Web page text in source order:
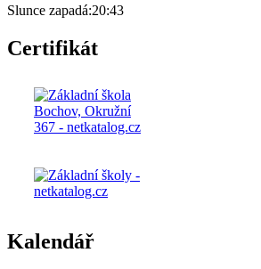
Slunce zapadá:20:43
Certifikát
Kalendář